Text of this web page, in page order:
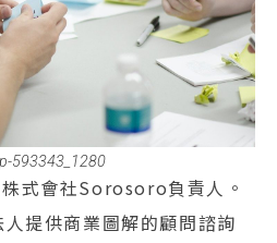
593343_1280
式會社Sorosoro負責人。
提供商業圖解的顧問諮詢